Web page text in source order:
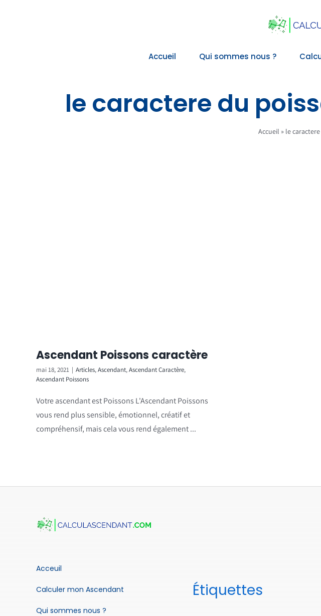
Accueil Qui sommes nous ?
le caractere du
Accueil » le
Ascendant Poissons caractère
mai 18, 2021 | Articles,Ascendant,Ascendant Caractère,
Ascendant Poissons
Votre ascendant est Poissons L'Ascendant Poissons
vous rend plus sensible, émotionnel, créatif et
compréhensif, mais cela vous rend également ...
Acceuil
Calculer mon Ascendant
Qui sommes nous ?
Étiquettes